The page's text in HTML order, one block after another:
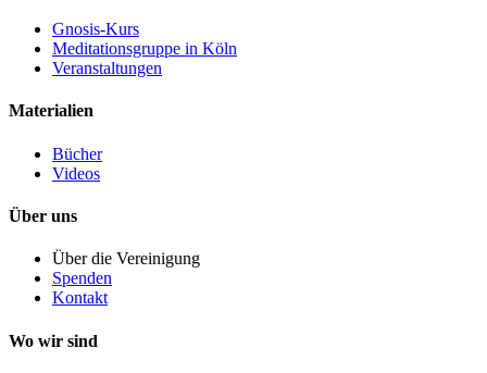
Gnosis-Kurs
Meditationsgruppe in Köln
Veranstaltungen
Materialien
Bücher
Videos
Über uns
Über die Vereinigung
Spenden
Kontakt
Wo wir sind